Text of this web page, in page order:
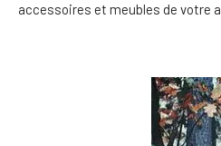
accessoires et meubles de votre